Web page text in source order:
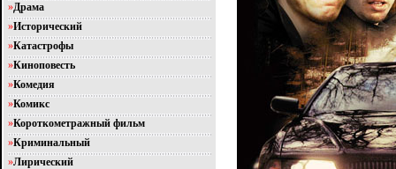
»Драма
»Исторический
»Катастрофы
»Киноповесть
»Комедия
»Комикс
»Короткометражный фильм
»Криминальный
»Лирический